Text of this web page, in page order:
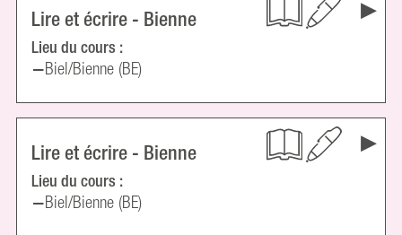
Lire et écrire - Bienne
Lieu du cours :
Biel/Bienne (BE)
Lire et écrire - Bienne
Lieu du cours :
Biel/Bienne (BE)